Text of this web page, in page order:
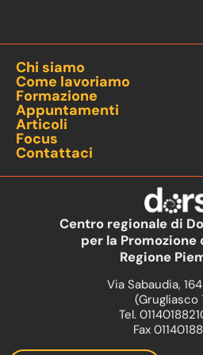
Chi siamo
Come lavoriamo
Formazione
Appuntamenti
Articoli
Focus
Contattaci
Centro regionale di
per la Promozione
Regione
Via Sabaudia,
(Grugliasco
Tel.
Fax